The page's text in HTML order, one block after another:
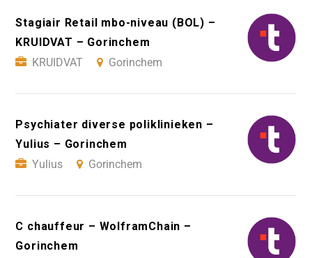
Stagiair Retail mbo-niveau (BOL) –
KRUIDVAT – Gorinchem
KRUIDVAT
Gorinchem
Psychiater diverse poliklinieken –
Yulius – Gorinchem
Yulius
Gorinchem
C chauffeur – WolframChain –
Gorinchem